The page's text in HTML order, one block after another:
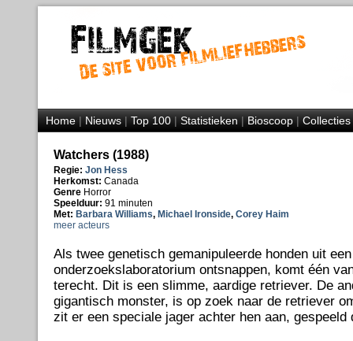
Home|Nieuws|Top 100|Statistieken|Bioscoop|Collecties
Watchers (1988)
Regie: Jon Hess
Herkomst: Canada
Genre Horror
Speelduur: 91 minuten
Met: Barbara Williams, Michael Ironside, Corey Haim
meer acteurs
Als twee genetisch gemanipuleerde honden uit een
onderzoekslaboratorium ontsnappen, komt één
terecht. Dit is een slimme, aardige retriever. De
gigantisch monster, is op zoek naar de retriever
zit er een speciale jager achter hen aan, gespeeld